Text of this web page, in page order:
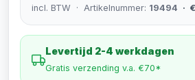
incl. BTW · Artikelnummer: 19494 ·
Levertijd 2-4 werkdagen
Gratis verzending v.a. €70*